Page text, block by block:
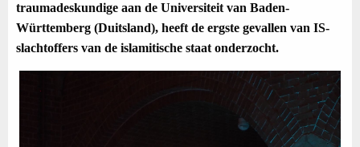
traumadeskundige aan de Universiteit van Baden-
Württemberg (Duitsland), heeft de ergste gevallen van IS-
slachtoffers van de islamitische staat onderzocht.